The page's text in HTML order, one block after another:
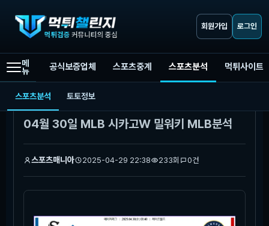
회원가입 로그인
메
뉴
공식보증업체 스포츠중계 스포츠분석 먹튀사이트
스포츠분석 토토정보
먹튀챌린지 스포츠분석 04월 30일 MLB 시카고W 밀워키 MLB분석
04월 30일 MLB 시카고W 밀워키 MLB분석
스포츠매니아 2025-04-29 22:38 233회 0건
본문